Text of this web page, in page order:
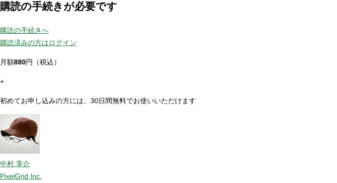
購読の手続きが必要です
購読の手続きへ
購読済みの方はログイン
月額880円（税込）
+
初めてお申し込みの方には、30日間無料でお使いいただけます
中村 享介
PixelGrid Inc.